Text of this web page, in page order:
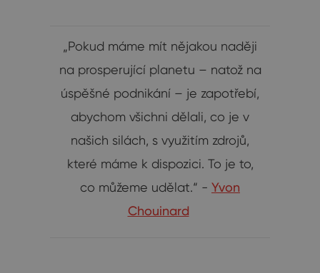
„Pokud máme mít nějakou naději
na prosperující planetu – natož na
úspěšné podnikání – je zapotřebí,
abychom všichni dělali, co je v
našich silách, s využitím zdrojů,
které máme k dispozici. To je to,
co můžeme udělat.“ - Yvon
Chouinard